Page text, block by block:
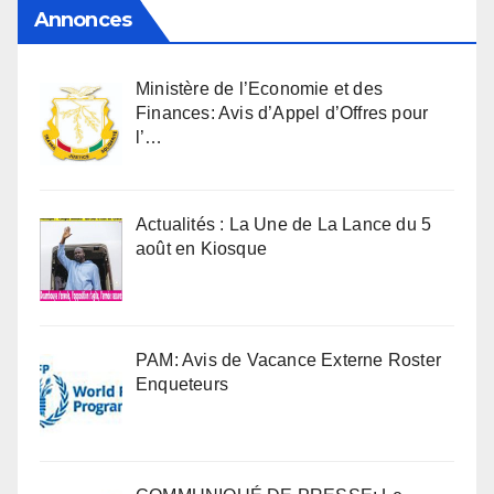
Annonces
Ministère de l’Economie et des
Finances: Avis d’Appel d’Offres pour
l’…
Actualités : La Une de La Lance du 5
août en Kiosque
PAM: Avis de Vacance Externe Roster
Enqueteurs